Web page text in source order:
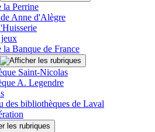
la Perrine
Anne d'Alègre
la Banque de France
Saint-Nicolas
A. Legendre
des bibliothèques de Laval